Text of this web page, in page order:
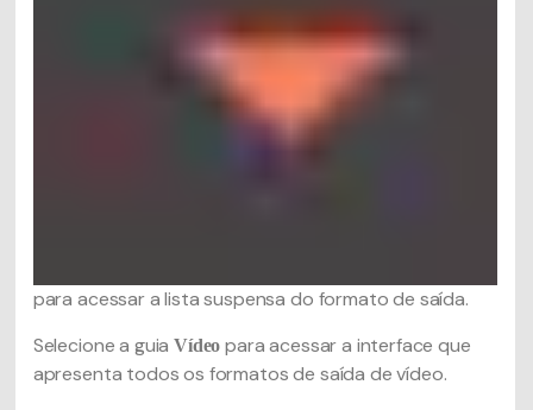
para acessar a lista suspensa do formato de saída.
Selecione a guiaVídeo para acessar a interface que
apresenta todos os formatos de saída de vídeo.